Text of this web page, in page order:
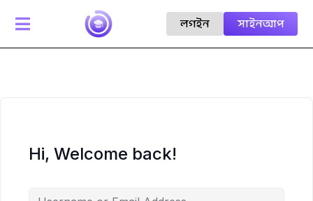
 সাইনআপ
লগইন
Hi, Welcome back!